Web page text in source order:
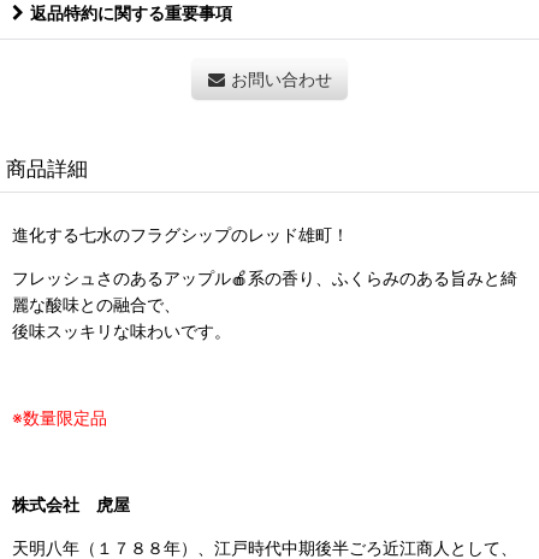
返品特約に関する重要事項
お問い合わせ
商品詳細
進化する七水のフラグシップのレッド雄町！
フレッシュさのあるアップル🍎系の香り、 ふくらみのある旨みと綺
麗な酸味との融合で、
後味スッキリな味わいです。
※数量限定品
株式会社 虎屋
天明八年（１７８８年）、江戸時代中期後半ごろ近江商人として、